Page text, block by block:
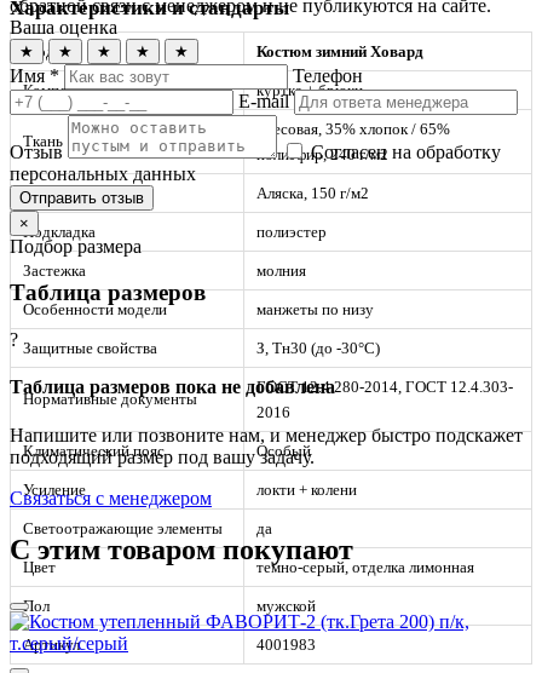
Характеристики и стандарты
Модель Костюм зимний Ховард
Комплектность куртка + брюки
Ткань
смесовая, 35% хлопок / 65%
полиэфир, 240 г/м2
Утеплитель Аляска, 150 г/м2
Подкладка полиэстер
Застежка молния
Особенности модели манжеты по низу
Защитные свойства З, Тн30 (до -30°С)
Нормативные документы
ГОСТ 12.4.280-2014, ГОСТ 12.4.303-
2016
Климатический пояс Особый
Усиление локти + колени
Светоотражающие элементы да
Цвет темно-серый, отделка лимонная
Пол мужской
Артикул 4001983
обратной связи с менеджером и не публикуются на сайте.
Ваша оценка
★ ★ ★ ★ ★
Имя *
Телефон
E-mail
Отзыв
Согласен на обработку
персональных данных
Отправить отзыв
×
Подбор размера
Таблица размеров
?
Таблица размеров пока не добавлена
Напишите или позвоните нам, и менеджер быстро подскажет
подходящий размер под вашу задачу.
Связаться с менеджером
С этим товаром покупают